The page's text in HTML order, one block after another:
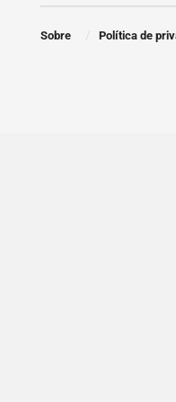
Sobre Política de